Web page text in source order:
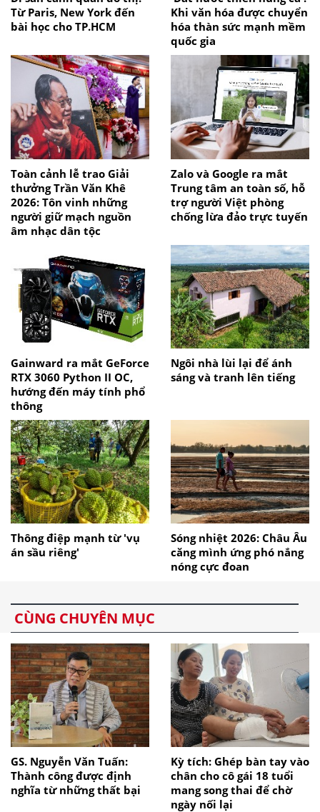
Từ Paris, New York đến
bài học cho TP.HCM
Khi văn hóa được chuyển
hóa thàn sức mạnh mềm
quốc gia
Toàn cảnh lễ trao Giải
thưởng Trần Văn Khê
2026: Tôn vinh những
người giữ mạch nguồn
âm nhạc dân tộc
Zalo và Google ra mắt
Trung tâm an toàn số, hỗ
trợ người Việt phòng
chống lừa đảo trực tuyến
Gainward ra mắt GeForce
RTX 3060 Python II OC,
hướng đến máy tính phổ
thông
Ngôi nhà lùi lại để ánh
sáng và tranh lên tiếng
Thông điệp mạnh từ 'vụ
án sầu riêng'
Sóng nhiệt 2026: Châu Âu
căng mình ứng phó nắng
nóng cực đoan
CÙNG CHUYÊN MỤC
GS. Nguyễn Văn Tuấn:
Thành công được định
nghĩa từ những thất bại
Kỳ tích: Ghép bàn tay vào
chân cho cô gái 18 tuổi
mang song thai để chờ
ngày nối lại